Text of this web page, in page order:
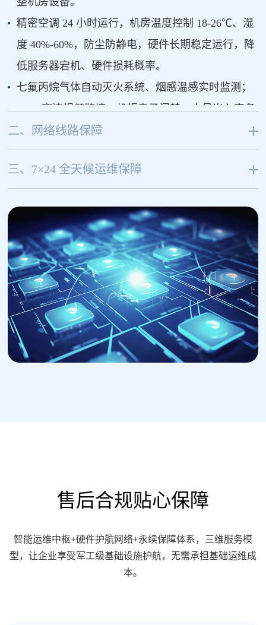
精密空调 24 小时运行，机房温度控制 18-26℃、湿
度 40%-60%，防尘防静电，硬件长期稳定运行，降
低服务器宕机、硬件损耗概率。
七氟丙烷气体自动灭火系统、烟感温感实时监测；
7×24 高清视频监控、机柜电子门禁、人员出入实名
登记，杜绝无关人员接触设备。
二、网络线路保障
电信、移动、联通三线 BGP 融合，多出口冗余链
路，单运营商线路故障自动切换其他线路，全国三
网访问低延迟无丢包。
机房骨干出口带宽充足，支持随时升级独享带宽；
突发流量峰值无拥堵，大流量网站、AI 业务稳定承
载。
机房部署运营商级高防集群，默认基础流量清洗，
可按需升级防御阈值，抵御 CC、流量攻击，攻击
流量入口拦截，不占用服务器资源
三、7×24 全天候运维保障
运维团队 7×24 在岗，电话、工单、在线客服多渠
道对接，故障极速响应，贵阳本地机房支持工程师
上门巡检、硬件检修。
免费协助服务器重启、系统重装、端口放行、SSL
证书部署、网站环境调试、数据库备份、HTTPS 强
制跳转配置。
服务器硬盘、内存、电源等硬件故障，技术现场检
测，协助客户更换配件；机柜硬件故障快速排查定
售后合规贴心保障
智能运维中枢+硬件护航网络+永续保障体系，三维服务模
型，让企业享受军工级基础设施护航，无需承担基础运维成
本。